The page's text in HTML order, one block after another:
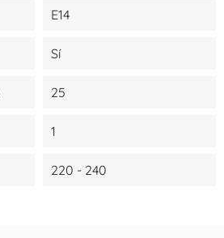
E14
Sí
25
1
220 - 240